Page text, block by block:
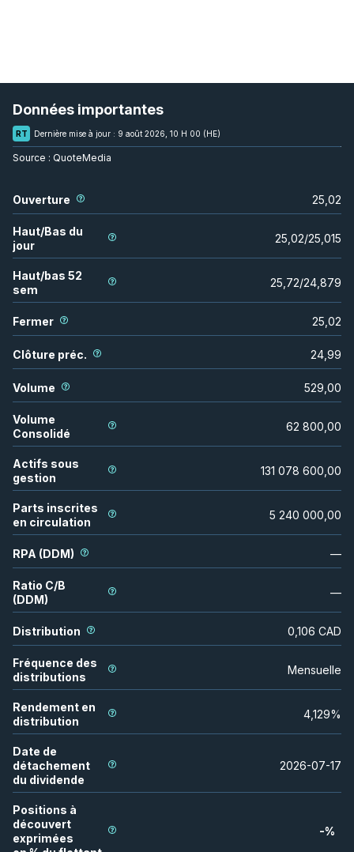
Données importantes
RT Dernière mise à jour : 9 août 2026, 10 H 00 (HE)
Source : QuoteMedia
Ouverture 25,02
Haut/Bas du
jour
25,02/25,015
Haut/bas 52
sem
25,72/24,879
Fermer 25,02
Clôture préc. 24,99
Volume 529,00
Volume
Consolidé
62 800,00
Actifs sous
gestion
131 078 600,00
Parts inscrites
en circulation
5 240 000,00
RPA (DDM) —
Ratio C/B
(DDM)
—
Distribution 0,106 CAD
Fréquence des
distributions
Mensuelle
Rendement en
distribution
4,129%
Date de
détachement
du dividende
2026-07-17
Positions à
découvert
exprimées
-%